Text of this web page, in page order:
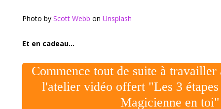
Photo by Scott Webb on Unsplash
Et en cadeau…
Commence tout de suite à travailler
l'atelier vidéo offert "Les 3
Magicienne en toi"